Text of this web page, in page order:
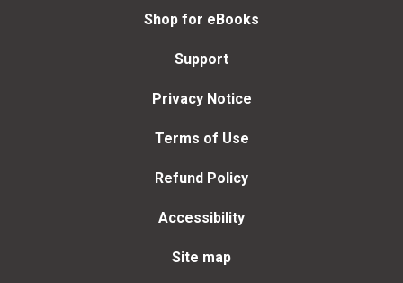
Shop for eBooks
Support
Privacy Notice
Terms of Use
Refund Policy
Accessibility
Site map